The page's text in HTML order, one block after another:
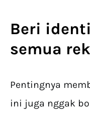
Beri
semua
Pentingnya
ini juga nggak